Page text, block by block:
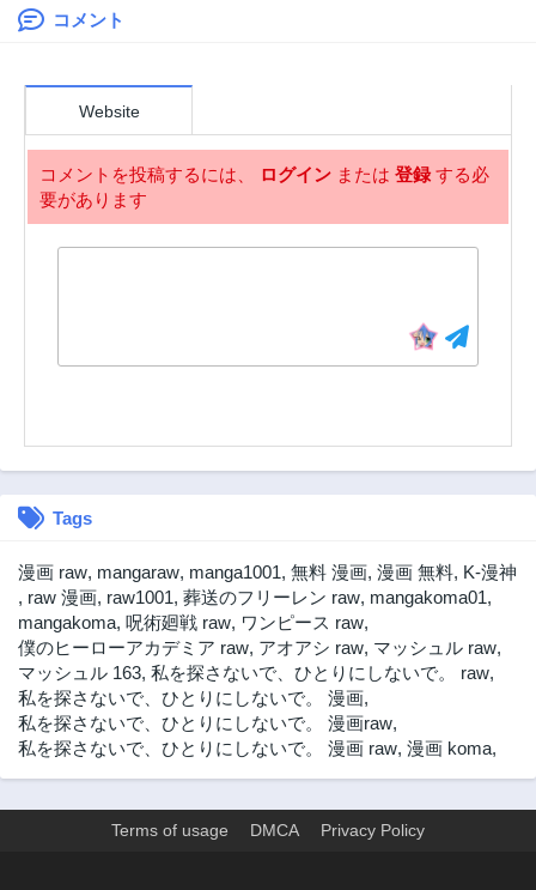
干渉】で黙らせ
コメント
Website
コメントを投稿するには、 ログイン または 登録する必
要があります
Tags
漫画 raw, mangaraw, manga1001, 無料 漫画, 漫画 無料, K-漫神
, raw 漫画, raw1001, 葬送のフリーレン raw, mangakoma01,
mangakoma, 呪術廻戦 raw, ワンピース raw,
僕のヒーローアカデミア raw, アオアシ raw, マッシュル raw,
マッシュル 163, 私を探さないで、ひとりにしないで。 raw,
私を探さないで、ひとりにしないで。 漫画,
私を探さないで、ひとりにしないで。 漫画raw,
私を探さないで、ひとりにしないで。 漫画 raw, 漫画 koma,
Terms of usage DMCA Privacy Policy